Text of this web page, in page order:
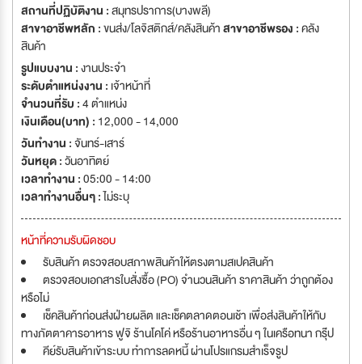
สถานที่ปฏิบัติงาน :สมุทรปราการ(บางพลี)
สาขาอาชีพหลัก :ขนส่ง/โลจิสติกส์/คลังสินค้าสาขาอาชีพรอง :คลัง
สินค้า
รูปแบบงาน :งานประจำ
ระดับตำแหน่งงาน : เจ้าหน้าที่
จำนวนที่รับ :4 ตำแหน่ง
เงินเดือน(บาท) : 12,000 - 14,000
วันทำงาน :จันทร์-เสาร์
วันหยุด :วันอาทิตย์
เวลาทำงาน :05:00 - 14:00
เวลาทำงานอื่นๆ :ไม่ระบุ
หน้าที่ความรับผิดชอบ
รับสินค้า ตรวจสอบสภาพสินค้าให้ตรงตามสเปคสินค้า
ตรวจสอบเอกสารใบสั่งซื้อ (PO) จำนวนสินค้า ราคาสินค้า ว่าถูกต้อง
หรือไม่
เช็คสินค้าก่อนส่งฝ่ายผลิต และเช็คตลาดตอนเช้า เพื่อส่งสินค้าให้กับ
ทางภัตตาคารอาหาร ฟูจิ ร้านโคโค่ หรือร้านอาหารอื่น ๆ ในเครือทนา กรุ๊่ป
คีย์รับสินค้าเข้าระบบ ทำการลดหนี้ ผ่านโปรแกรมสำเร็จรูป